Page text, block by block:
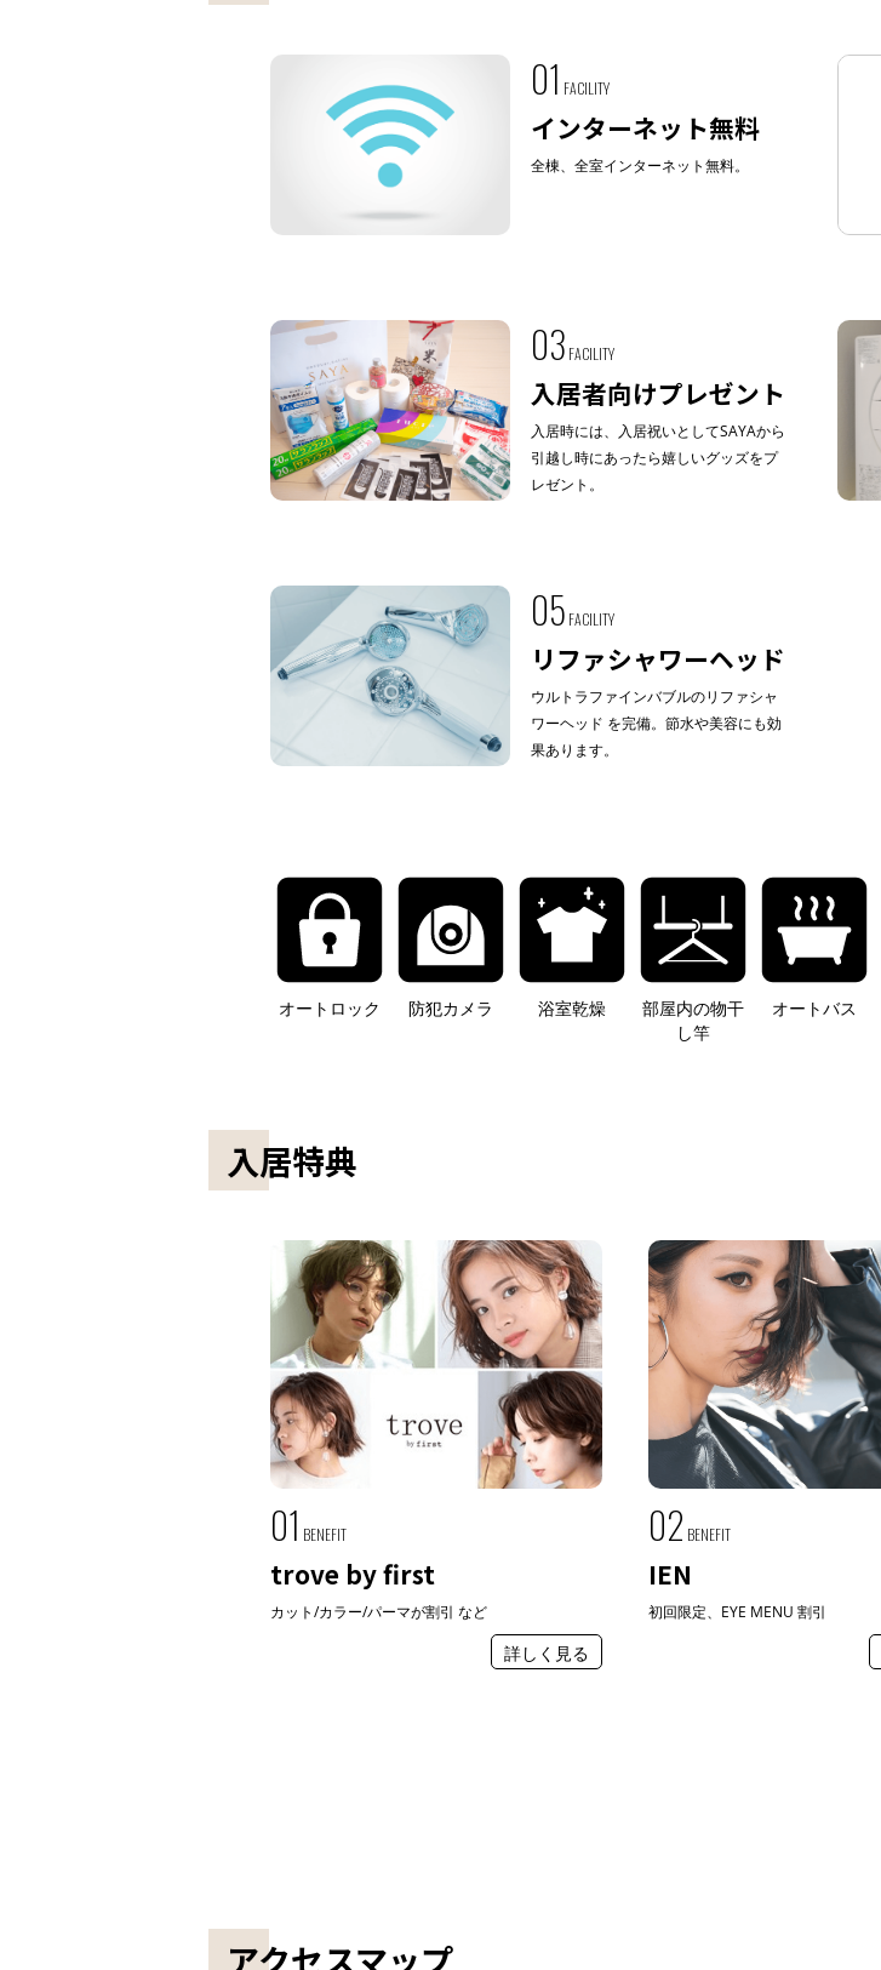
01 FACILITY
インターネット無料
全棟、全室インターネット無料。
03 FACILITY
入居者向けプレゼント
入居時には、入居祝いとしてSAYAから
引越し時にあったら嬉しいグッズをプ
レゼント。
05 FACILITY
リファシャワーヘッド
ウルトラファインバブルのリファシャ
ワーヘッド を完備。節水や美容にも効
果あります。
オートロック 防犯カメラ 浴室乾燥
部屋内の物干
し竿
オートバス
入居特典
01 BENEFIT
trove by first
カット/カラー/パーマが割引 など
詳しく見る
02 BENEFIT
IEN
初回限定、EYE MENU 割引
アクセスマップ